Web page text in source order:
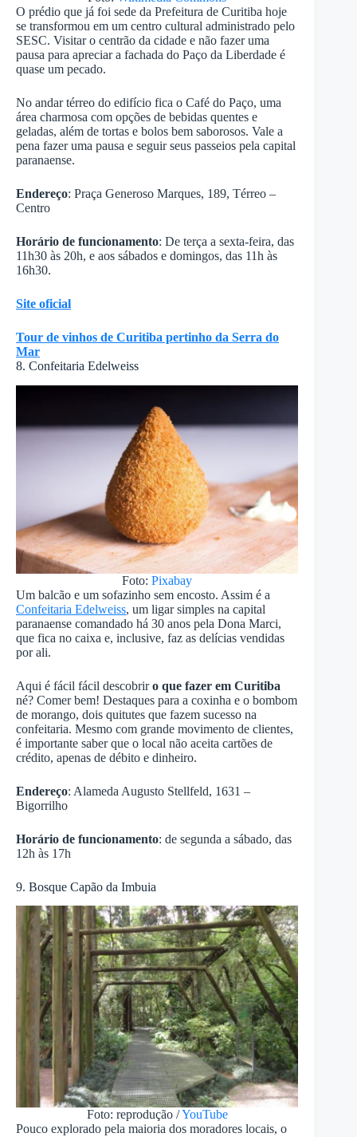
O prédio que já foi sede da Prefeitura de Curitiba hoje
se transformou em um centro cultural administrado pelo
SESC. Visitar o centrão da cidade e não fazer uma
pausa para apreciar a fachada do Paço da Liberdade é
quase um pecado.
No andar térreo do edifício fica o Café do Paço, uma
área charmosa com opções de bebidas quentes e
geladas, além de tortas e bolos bem saborosos. Vale a
pena fazer uma pausa e seguir seus passeios pela capital
paranaense.
Endereço: Praça Generoso Marques, 189, Térreo –
Centro
Horário de funcionamento: De terça a sexta-feira, das
11h30 às 20h, e aos sábados e domingos, das 11h às
16h30.
Site oficial
Tour de vinhos de Curitiba pertinho da Serra do
Mar
8. Confeitaria Edelweiss
Foto:Pixabay
Um balcão e um sofazinho sem encosto. Assim é a
Confeitaria Edelweiss, um ligar simples na capital
paranaense comandado há 30 anos pela Dona Marci,
que fica no caixa e, inclusive, faz as delícias vendidas
por ali.
Aqui é fácil fácil descobriro que fazer em Curitiba
né? Comer bem! Destaques para a coxinha e o bombom
de morango, dois quitutes que fazem sucesso na
confeitaria. Mesmo com grande movimento de clientes,
é importante saber que o local não aceita cartões de
crédito, apenas de débito e dinheiro.
Endereço: Alameda Augusto Stellfeld, 1631 –
Bigorrilho
Horário de funcionamento: de segunda a sábado, das
12h às 17h
9. Bosque Capão da Imbuia
Foto: reprodução /YouTube
Pouco explorado pela maioria dos moradores locais, o